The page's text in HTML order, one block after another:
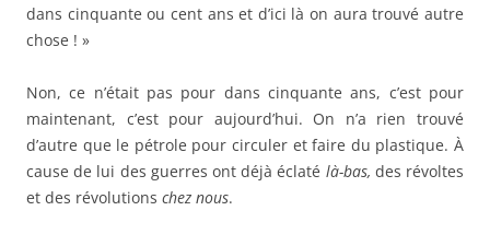
dans cinquante ou cent ans et d’ici là on aura trouvé autre
chose ! »
Non, ce n’était pas pour dans cinquante ans, c’est pour
maintenant, c’est pour aujourd’hui. On n’a rien trouvé
d’autre que le pétrole pour circuler et faire du plastique. À
cause de lui des guerres ont déjà éclaté là-bas, des révoltes
et des révolutions chez nous.